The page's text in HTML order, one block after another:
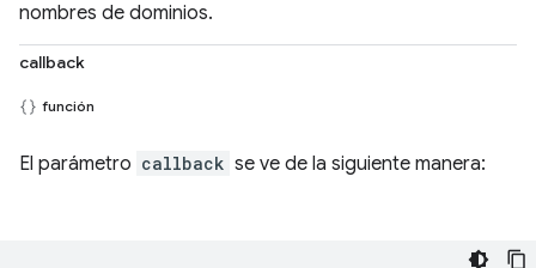
nombres de dominios.
callback
función
El parámetro callback se ve de la siguiente manera: